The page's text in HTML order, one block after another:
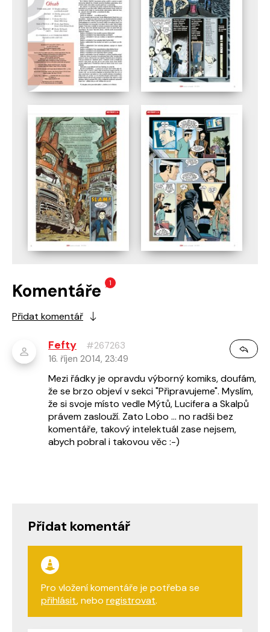
Komentáře 1
Přidat komentář
Fefty
#267263
16. říjen 2014, 23:49
Mezi řádky je opravdu výborný komiks, doufám,
že se brzo objeví v sekci "Připravujeme". Myslím,
že si svoje místo vedle Mýtů, Lucifera a Skalpů
právem zaslouží. Zato Lobo ... no radši bez
komentáře, takový intelektuál zase nejsem,
abych pobral i takovou věc :-)
Přidat komentář
Pro vložení komentáře je potřeba se
přihlásit, nebo registrovat.